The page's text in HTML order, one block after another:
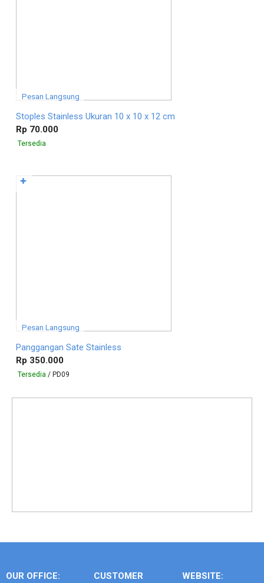
Pesan Langsung
Stoples Stainless Ukuran 10 x 10 x 12 cm
Rp 70.000
Tersedia
Pesan Langsung
Panggangan Sate Stainless
Rp 350.000
Tersedia / PD09
✚
OUR OFFICE:
CUSTOMER
WEBSITE: